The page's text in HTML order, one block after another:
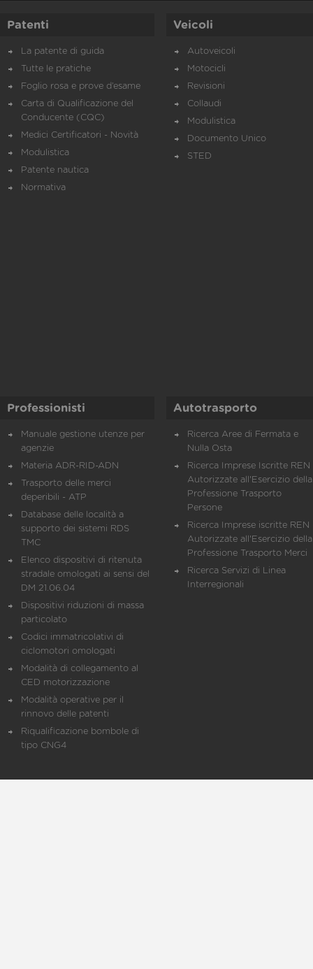
Patenti
La patente di guida
Tutte le pratiche
Foglio rosa e prove d’esame
Carta di Qualificazione del
Conducente (CQC)
Medici Certificatori - Novità
Modulistica
Patente nautica
Normativa
Veicoli
Autoveicoli
Motocicli
Revisioni
Collaudi
Modulistica
Documento Unico
STED
Professionisti
Manuale gestione utenze per
agenzie
Materia ADR-RID-ADN
Trasporto delle merci
deperibili - ATP
Database delle località a
supporto dei sistemi RDS
TMC
Elenco dispositivi di ritenuta
stradale omologati ai sensi del
DM 21.06.04
Dispositivi riduzioni di massa
particolato
Codici immatricolativi di
ciclomotori omologati
Modalità di collegamento al
CED motorizzazione
Modalità operative per il
rinnovo delle patenti
Riqualificazione bombole di
tipo CNG4
Autotrasporto
Ricerca Aree di Fermata e
Nulla Osta
Ricerca Imprese Iscritte REN
Autorizzate all'Esercizio della
Professione Trasporto
Persone
Ricerca Imprese iscritte REN
Autorizzate all'Esercizio della
Professione Trasporto Merci
Ricerca Servizi di Linea
Interregionali